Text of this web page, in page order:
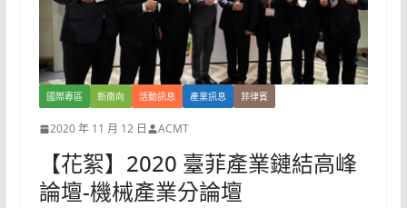
國際專區 新南向 活動訊息 產業訊息 菲律賓
2020 年 11 月 12 日 ACMT
【花絮】2020 臺菲產業鏈結高峰
論壇-機械產業分論壇